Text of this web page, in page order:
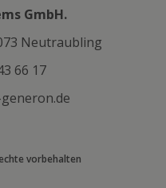
GmbH.
Neutraubling
66 17
vorbehalten